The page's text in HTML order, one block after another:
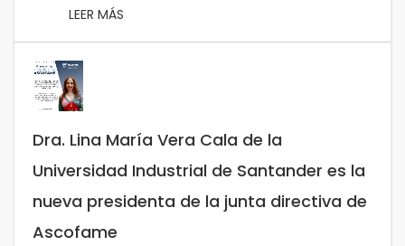
LEER MÁS
Dra. Lina María Vera Cala de la
Universidad Industrial de Santander es la
nueva presidenta de la junta directiva de
Ascofame